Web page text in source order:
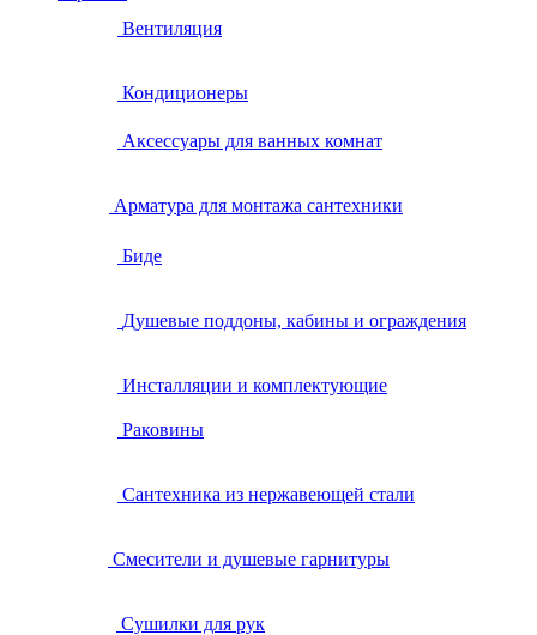
Вентиляция
Кондиционеры
Аксессуары для ванных комнат
Арматура для монтажа сантехники
Биде
Душевые поддоны, кабины и ограждения
Инсталляции и комплектующие
Раковины
Сантехника из нержавеющей стали
Смесители и душевые гарнитуры
Сушилки для рук